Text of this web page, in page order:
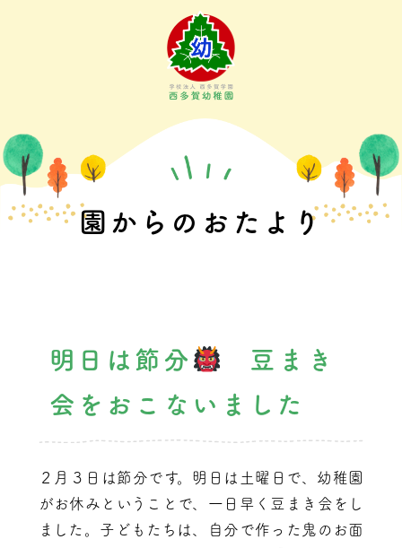
園からのおたより
明日は節分
豆まき
会をおこないました
２月３日は節分です。明日は土曜日で、幼稚園
がお休みということで、一日早く豆まき会をし
ました。子どもたちは、自分で作った鬼のお面